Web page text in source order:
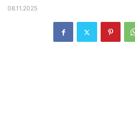
08.11.2025